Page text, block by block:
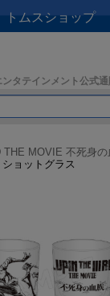
トムスショップ
ンタテインメント公式通
THE MOVIE 不死身の
ョットグラス